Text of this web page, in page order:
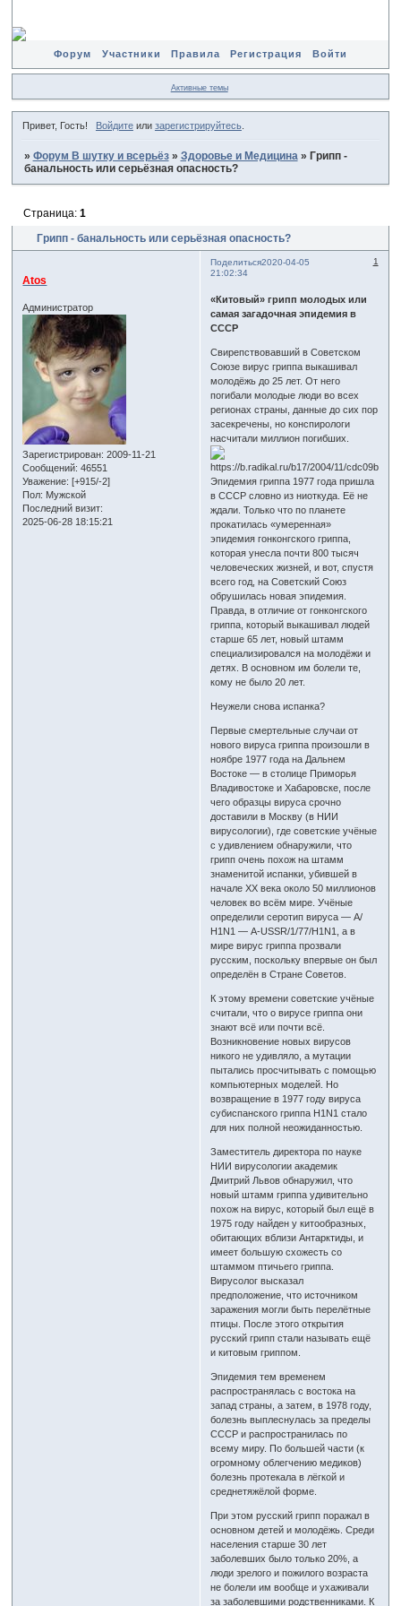
Форум Участники Правила Регистрация Войти
Активные темы
Привет, Гость! Войдитеили зарегистрируйтесь.
» Форум В шутку и всерьёз » Здоровье и Медицина » Грипп -
банальность или серьёзная опасность?
Грипп - банальность или серьёзная опасность?
Страница: 1
Поделиться 1
2020-04-05
21:02:34
Atos
Администратор
Зарегистрирован: 2009-11-21
Сообщений: 46551
Уважение: [+915/-2]
Пол: Мужской
Последний визит:
2025-06-28 18:15:21
«Китовый» грипп молодых или
самая загадочная эпидемия в
СССР
Свирепствовавший в Советском
Союзе вирус гриппа выкашивал
молодёжь до 25 лет. От него
погибали молодые люди во всех
регионах страны, данные до сих пор
засекречены, но конспирологи
насчитали миллион погибших.
Эпидемия гриппа 1977 года пришла
в СССР словно из ниоткуда. Её не
ждали. Только что по планете
прокатилась «умеренная»
эпидемия гонконгского гриппа,
которая унесла почти 800 тысяч
человеческих жизней, и вот, спустя
всего год, на Советский Союз
обрушилась новая эпидемия.
Правда, в отличие от гонконгского
гриппа, который выкашивал людей
старше 65 лет, новый штамм
специализировался на молодёжи и
детях. В основном им болели те,
кому не было 20 лет.
Неужели снова испанка?
Первые смертельные случаи от
нового вируса гриппа произошли в
ноябре 1977 года на Дальнем
Востоке — в столице Приморья
Владивостоке и Хабаровске, после
чего образцы вируса срочно
доставили в Москву (в НИИ
вирусологии), где советские учёные
с удивлением обнаружили, что
грипп очень похож на штамм
знаменитой испанки, убившей в
начале XX века около 50 миллионов
человек во всём мире. Учёные
определили серотип вируса — А/
Н1N1 — А-USSR/1/77/Н1N1, а в
мире вирус гриппа прозвали
русским, поскольку впервые он был
определён в Стране Советов.
К этому времени советские учёные
считали, что о вирусе гриппа они
знают всё или почти всё.
Возникновение новых вирусов
никого не удивляло, а мутации
пытались просчитывать с помощью
компьютерных моделей. Но
возвращение в 1977 году вируса
субиспанского гриппа H1N1 стало
для них полной неожиданностью.
Заместитель директора по науке
НИИ вирусологии академик
Дмитрий Львов обнаружил, что
новый штамм гриппа удивительно
похож на вирус, который был ещё в
1975 году найден у китообразных,
обитающих вблизи Антарктиды, и
имеет большую схожесть со
штаммом птичьего гриппа.
Вирусолог высказал
предположение, что источником
заражения могли быть перелётные
птицы. После этого открытия
русский грипп стали называть ещё
и китовым гриппом.
Эпидемия тем временем
распространялась с востока на
запад страны, а затем, в 1978 году,
болезнь выплеснулась за пределы
СССР и распространилась по
всему миру. По большей части (к
огромному облегчению медиков)
болезнь протекала в лёгкой и
среднетяжёлой форме.
При этом русский грипп поражал в
основном детей и молодёжь. Среди
населения старше 30 лет
заболевших было только 20%, а
люди зрелого и пожилого возраста
не болели им вообще и ухаживали
за заболевшими родственниками. К